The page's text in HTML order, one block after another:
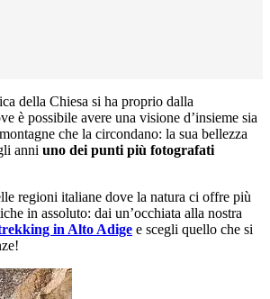
della Chiesa si ha proprio dalla
è possibile avere una visione d’insieme sia
che la circondano: la sua bellezza
anni uno dei punti più fotografati
regioni italiane dove la natura ci offre più
in assoluto: dai un’occhiata alla nostra
in Alto Adige e scegli quello che si